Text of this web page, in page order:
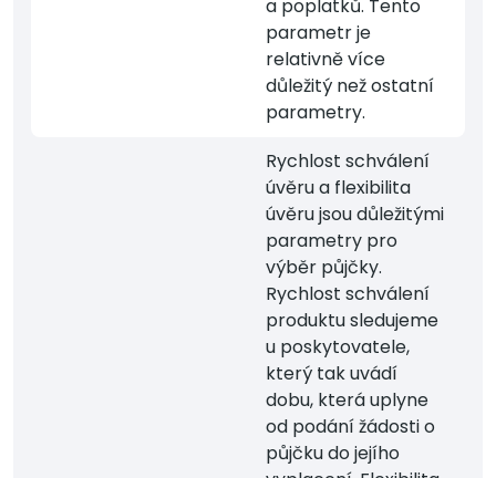
a poplatků. Tento
parametr je
relativně více
důležitý než ostatní
parametry.
Rychlost schválení
úvěru a flexibilita
úvěru jsou důležitými
parametry pro
výběr půjčky.
Rychlost schválení
produktu sledujeme
u poskytovatele,
který tak uvádí
dobu, která uplyne
od podání žádosti o
půjčku do jejího